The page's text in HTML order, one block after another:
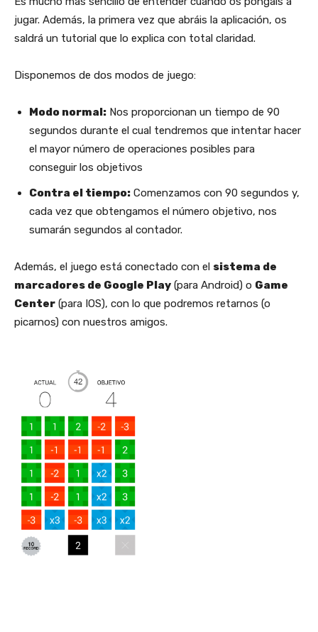
jugar. Además, la primera vez que abráis la aplicación, os
saldrá un tutorial que lo explica con total claridad.
Disponemos de dos modos de juego:
Modo normal: Nos proporcionan un tiempo de 90
segundos durante el cual tendremos que intentar hacer
el mayor número de operaciones posibles para
conseguir los objetivos
Contra el tiempo: Comenzamos con 90 segundos y,
cada vez que obtengamos el número objetivo, nos
sumarán segundos al contador.
Además, el juego está conectado con el sistema de
marcadores de Google Play (para Android) o Game
Center (para IOS), con lo que podremos retarnos (o
picarnos) con nuestros amigos.